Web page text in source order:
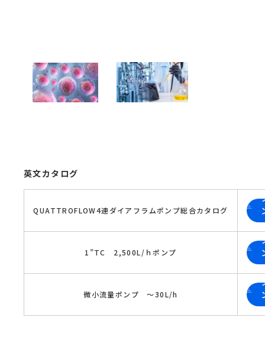
英文カタログ
QUATTROFLOW4連ダイアフラムポンプ総合カタログ
1”TC　2,500L/ｈポンプ
微小流量ポンプ　～30L/h